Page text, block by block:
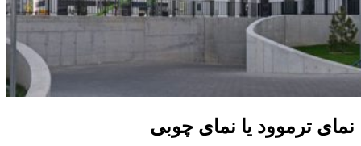
نمای ترموود یا نمای چوبی